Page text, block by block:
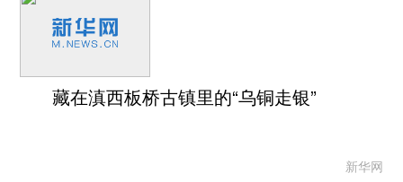
藏在滇西板桥古镇里的“乌铜走银”
新华网